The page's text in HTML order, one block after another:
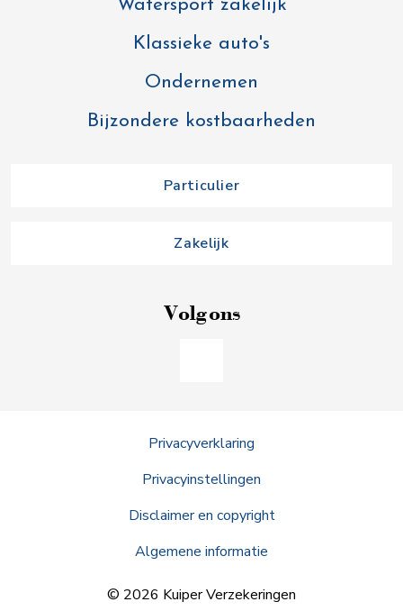
Watersport zakelijk
Klassieke auto's
Ondernemen
Bijzondere kostbaarheden
Particulier
Zakelijk
Volg ons
Privacyverklaring
Privacyinstellingen
Disclaimer en copyright
Algemene informatie
© 2026 Kuiper Verzekeringen